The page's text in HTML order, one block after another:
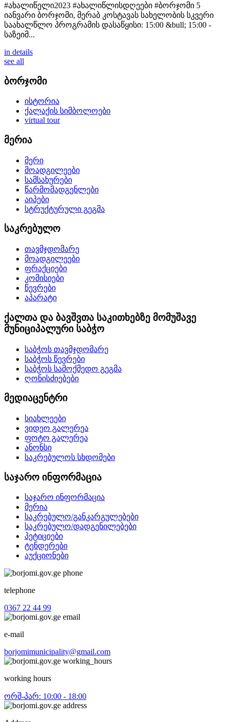
#ახალიწელი2023 #ახალიწლისდღეები #ბორჯომი 5
იანვარი ბორჯომი, მერაბ კოსტავას სახელობის სკვერი
საახალწლო პროგრამის დასაწყისი: 15:00 &bull; 15:00 -
საზეიმ...
in details
see all
ბორჯომი
ისტორია
ქალაქის სიმბოლოები
virtual tour
მერია
მერი
მოადგილეები
სამსახურები
წარმომადგენლები
აიპები
სტრუქტურული გეგმა
საკრებულო
თავმჯდომარე
მოადგილეები
ფრაქციები
კომისიები
წევრები
აპარატი
ქალთა და ბავშვთა საკითხებზე მომუშავე
მუნიციპალური საბჭო
საბჭოს თავმჯდომარე
საბჭოს წევრები
საბჭოს სამოქმედო გეგმა
ღონისძიებები
მედიაცენტრი
სიახლეები
ვიდეო გალერეა
ფოტო გალერეა
ანონსი
საკრებულოს სხდომები
საჯარო ინფორმაცია
საჯარო ინფორმაცია
მერია
საკრებულო/განკარგულებები
საკრებულო/დადგენილებები
პეტიციები
ტენდერები
აუქციონები
telephone
0367 22 44 99
e-mail
borjomimunicipality@gmail.com
working hours
ორშ-პარ: 10:00 - 18:00